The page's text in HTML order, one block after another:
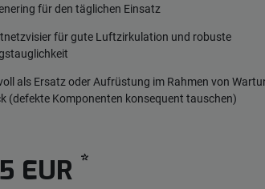
für den täglichen Einsatz
für gute Luftzirkulation und robuste
als Ersatz oder Aufrüstung im Rahmen von
(defekte Komponenten konsequent tauschen)
EUR *